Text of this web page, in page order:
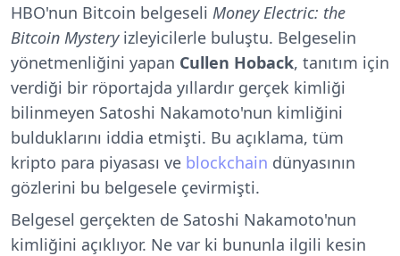
HBO'nun Bitcoin belgeseli Money Electric: the
Bitcoin Mystery izleyicilerle buluştu. Belgeselin
yönetmenliğini yapan Cullen Hoback, tanıtım için
verdiği bir röportajda yıllardır gerçek kimliği
bilinmeyen Satoshi Nakamoto'nun kimliğini
bulduklarını iddia etmişti. Bu açıklama, tüm
kripto para piyasası ve blockchain dünyasının
gözlerini bu belgesele çevirmişti.
Belgesel gerçekten de Satoshi Nakamoto'nun
kimliğini açıklıyor. Ne var ki bununla ilgili kesin